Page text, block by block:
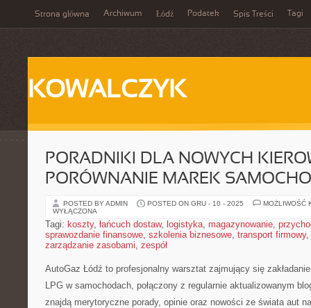
Strona główna Archiwum Łódź Podatek Spis Treści Tagi
KOWALCZYK
PORADNIKI DLA NOWYCH
PORÓWNANIE MAREK
POSTED BY ADMIN POSTED ON GRU - 10 - 2025
MOŻLIWOŚĆ
WYŁĄCZONA
Tagi: koszty, łańcuch dostaw, logistyka, magazynowanie,
sprawozdanie finansowe, szkolenia biznesowe, transport firmowy,
zarządzanie zasobami, zespół
AutoGaz Łódź to profesjonalny warsztat zajmujący się
LPG w samochodach, połączony z regularnie aktualizowanym
znajdą merytoryczne porady, opinie oraz nowości ze świata aut